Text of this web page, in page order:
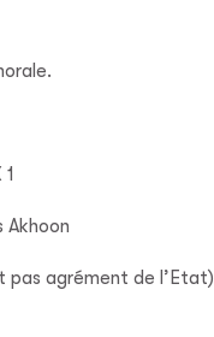
Akhoon
pas agrément de l’Etat)